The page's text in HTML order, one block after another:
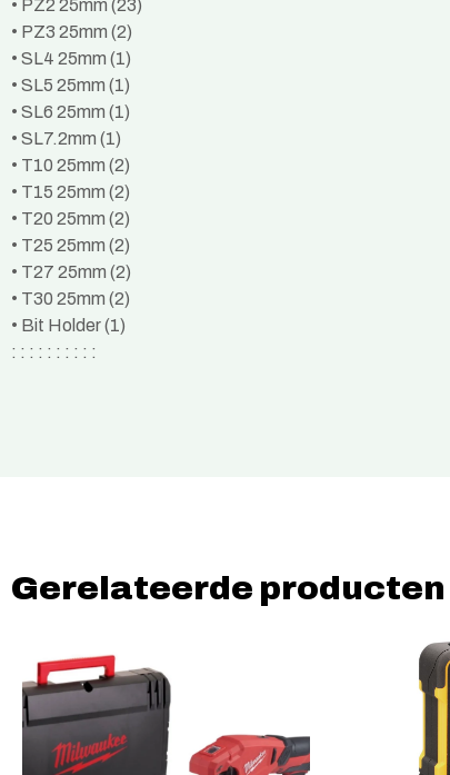
• PZ3 25mm (2)
• SL4 25mm (1)
• SL5 25mm (1)
• SL6 25mm (1)
• SL7.2mm (1)
• T10 25mm (2)
• T15 25mm (2)
• T20 25mm (2)
• T25 25mm (2)
• T27 25mm (2)
• T30 25mm (2)
• Bit Holder (1)
: : : : : : : : : :
Gerelateerde producten